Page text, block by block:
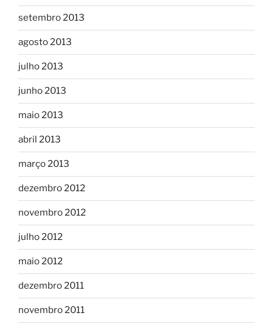
setembro 2013
agosto 2013
julho 2013
junho 2013
maio 2013
abril 2013
março 2013
dezembro 2012
novembro 2012
julho 2012
maio 2012
dezembro 2011
novembro 2011